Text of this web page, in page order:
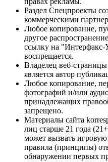
Раздел Спецпроекты
коммерческими
Любое копирование,
другое
ссылку на "Интерфакс-
воспрещается.
Владелец веб-
является автор
Любое копирование,
фотографий и/или
принадлежащих
запрещено.
Материалы сайта
лиц старше 21 года
может вызвать
правила (принципы)
обнаружении первых